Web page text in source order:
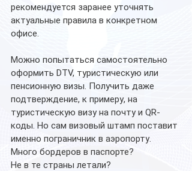
рекомендуется заранее уточнять
актуальные правила в конкретном
офисе.
Можно попытаться самостоятельно
оформить DTV, туристическую или
пенсионную визы. Получить даже
подтверждение, к примеру, на
туристическую визу на почту и QR-
коды. Но сам визовый штамп поставит
именно пограничник в аэропорту.
Много бордеров в паспорте?
Не в те страны летали?